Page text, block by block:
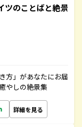
ツのことばと絶景
方」があなたにお届
やしの絶景集
詳細を見る